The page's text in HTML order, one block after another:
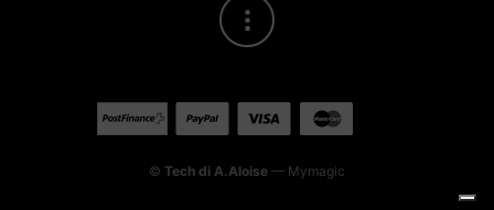
© Tech di A.Aloise — Mymagic